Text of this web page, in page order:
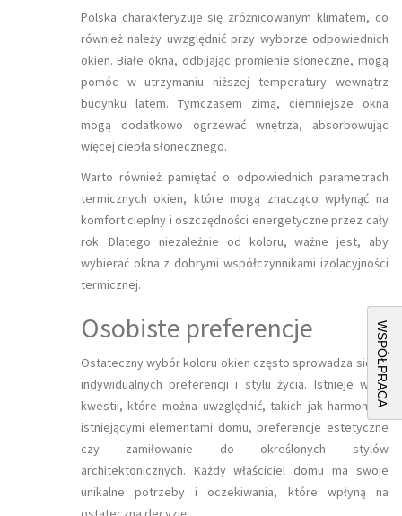
Polska charakteryzuje się zróżnicowanym klimatem, co
również należy uwzględnić przy wyborze odpowiednich
okien. Białe okna, odbijając promienie słoneczne, mogą
pomóc w utrzymaniu niższej temperatury wewnątrz
budynku latem. Tymczasem zimą, ciemniejsze okna
mogą dodatkowo ogrzewać wnętrza, absorbowując
więcej ciepła słonecznego.
Warto również pamiętać o odpowiednich parametrach
termicznych okien, które mogą znacząco wpłynąć na
komfort cieplny i oszczędności energetyczne przez cały
rok. Dlatego niezależnie od koloru, ważne jest, aby
wybierać okna z dobrymi współczynnikami izolacyjności
termicznej.
Osobiste preferencje
Ostateczny wybór koloru okien często sprowadza się do
indywidualnych preferencji i stylu życia. Istnieje wiele
kwestii, które można uwzględnić, takich jak harmonia z
istniejącymi elementami domu, preferencje estetyczne
czy zamiłowanie do określonych stylów
architektonicznych. Każdy właściciel domu ma swoje
unikalne potrzeby i oczekiwania, które wpłyną na
WSPÓŁPRACA